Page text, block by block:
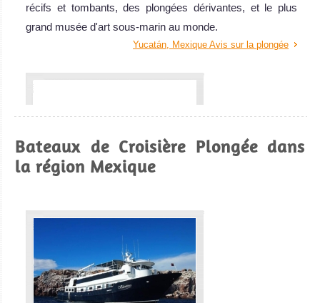
récifs et tombants, des plongées dérivantes, et le plus
grand musée d'art sous-marin au monde.
Yucatán, Mexique Avis sur la plongée
Baja California, Mexique
La plongée sous-marine à Baja California est excellente,
puis il s'agit d'une des meilleures destination de croisière-
plongée pour aller plonger avec les requins!
Baja California, Mexique Avis sur la plongée
Bateaux de Croisière Plongée dans
la région Mexique